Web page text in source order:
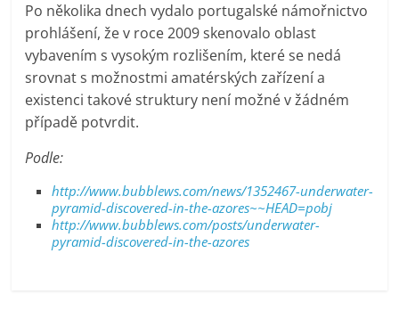
Po několika dnech vydalo portugalské námořnictvo
prohlášení, že v roce 2009 skenovalo oblast
vybavením s vysokým rozlišením, které se nedá
srovnat s možnostmi amatérských zařízení a
existenci takové struktury není možné v žádném
případě potvrdit.
Podle:
http://www.bubblews.com/news/1352467-underwater-
pyramid-discovered-in-the-azores~~HEAD=pobj
http://www.bubblews.com/posts/underwater-
pyramid-discovered-in-the-azores